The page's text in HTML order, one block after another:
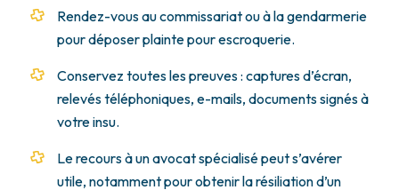
Rendez-vous au commissariat ou à la gendarmerie
pour déposer plainte pour escroquerie.
Conservez toutes les preuves : captures d’écran,
relevés téléphoniques, e-mails, documents signés à
votre insu.
Le recours à un avocat spécialisé peut s’avérer
utile, notamment pour obtenir la résiliation d’un